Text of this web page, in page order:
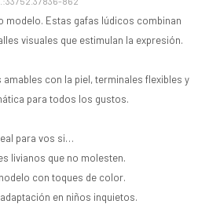
modelo. Estas gafas lúdicos combinan
visuales que estimulan la expresión.
con la piel, terminales flexibles y
para todos los gustos.
para vos si…
livianos que no molesten.
con toques de color.
en niños inquietos.